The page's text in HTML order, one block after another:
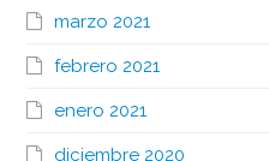
marzo 2021
febrero 2021
enero 2021
diciembre 2020